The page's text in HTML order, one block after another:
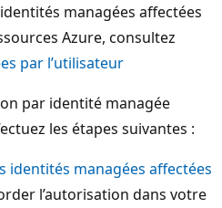
managées affectées
Azure, consultez
par l’utilisateur
par identité managée
les étapes suivantes :
identités managées affectées
l’autorisation dans votre